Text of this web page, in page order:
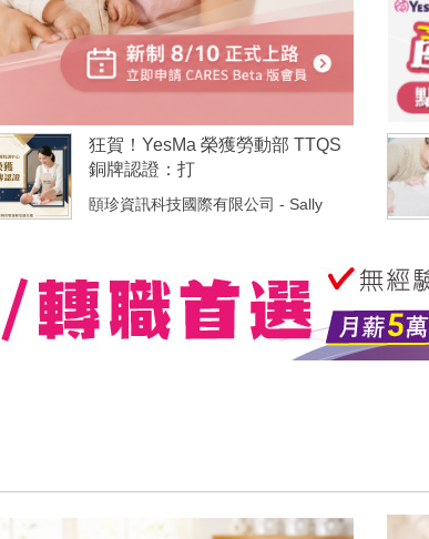
​狂賀！YesMa 榮獲勞動部 TTQS
銅牌認證：打
頤珍資訊科技國際有限公司 - Sally